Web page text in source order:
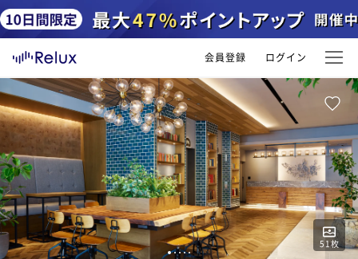
会員登録 ログイン
51枚
12345